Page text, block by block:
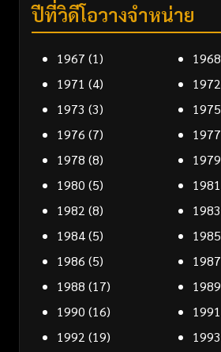
ปีที่วิดีโอวางจำหน่าย
1967 (1) 1968
1971 (4) 1972
1973 (3) 1975
1976 (7) 1977
1978 (8) 1979
1980 (5) 1981
1982 (8) 1983
1984(5) 1985
1986 (5) 1987
1988 (17) 1989
1990 (16) 1991
1992 (19) 1993